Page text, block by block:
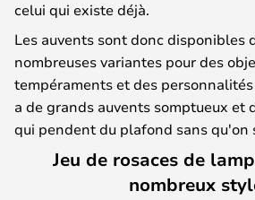
celui qui existe déjà.
Les auvents sont donc disponibles
nombreuses variantes pour des
tempéraments et des
a de grands auvents somptueux et
qui pendent du plafond sans qu'on
Jeu de rosaces de
nombreux